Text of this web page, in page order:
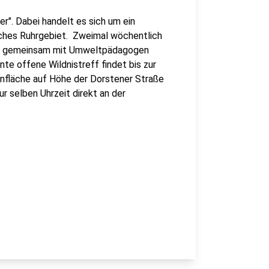
Dabei handelt es sich um ein
Ruhrgebiet. Zweimal wöchentlich
mit Umweltpädagogen
offene Wildnistreff findet bis zur
auf Höhe der Dorstener Straße
selben Uhrzeit direkt an der